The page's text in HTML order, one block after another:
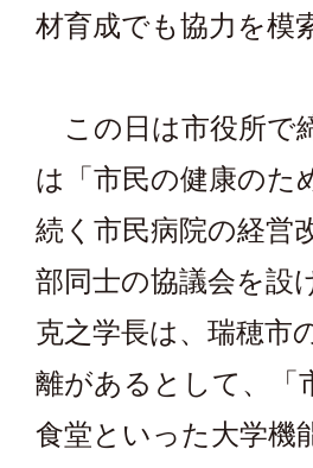
材育成でも協力を模
この日は市役所で
は「市民の健康のた
続く市民病院の経営
部同士の協議会を設
克之学長は、瑞穂市
離があるとして、「
食堂といった大学機